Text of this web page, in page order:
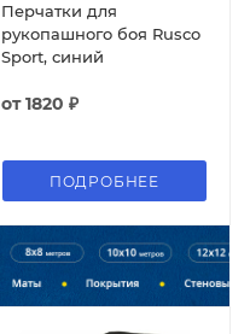
Перчатки для
рукопашного боя Rusco
Sport, синий
от1820 ₽
ПОДРОБНЕЕ